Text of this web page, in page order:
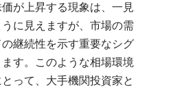
が上昇する現象は、一見
に見えますが、市場の需
継続性を示す重要なシグ
す。このような相場環境
って、大手機関投資家と